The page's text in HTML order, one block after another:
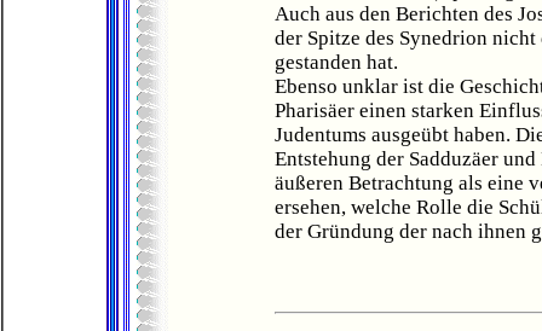
Auch aus den Berichten des
der Spitze des Synedrion
gestanden hat.
Ebenso unklar ist die
Pharisäer einen starken
Judentums ausgeübt haben.
Entstehung der Sadduzäer
äußeren Betrachtung als eine
ersehen, welche Rolle die
der Gründung der nach ihnen